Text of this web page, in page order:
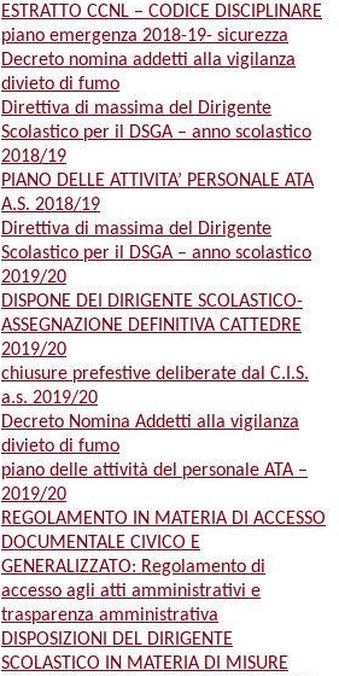
ESTRATTO CCNL – CODICE DISCIPLINARE
piano emergenza 2018-19- sicurezza
Decreto nomina addetti alla vigilanza
divieto di fumo
Direttiva di massima del Dirigente
Scolastico per il DSGA – anno scolastico
2018/19
PIANO DELLE ATTIVITA’ PERSONALE ATA
A.S. 2018/19
Direttiva di massima del Dirigente
Scolastico per il DSGA – anno scolastico
2019/20
DISPONE DEI DIRIGENTE SCOLASTICO-
ASSEGNAZIONE DEFINITIVA CATTEDRE
2019/20
chiusure prefestive deliberate dal C.I.S.
a.s. 2019/20
Decreto Nomina Addetti alla vigilanza
divieto di fumo
piano delle attività del personale ATA –
2019/20
REGOLAMENTO IN MATERIA DI ACCESSO
DOCUMENTALE CIVICO E
GENERALIZZATO: Regolamento di
accesso agli atti amministrativi e
trasparenza amministrativa
DISPOSIZIONI DEL DIRIGENTE
SCOLASTICO IN MATERIA DI MISURE